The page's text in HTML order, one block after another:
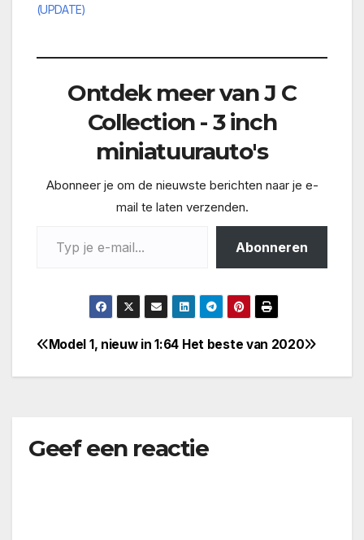
(UPDATE)
Ontdek meer van J C
Collection - 3 inch
miniatuurauto's
Abonneer je om de nieuwste berichten naar je e-
mail te laten verzenden.
Abonneren
Bericht
navigatie
Het beste van 2020
Model 1, nieuw in 1:64
Geef een reactie